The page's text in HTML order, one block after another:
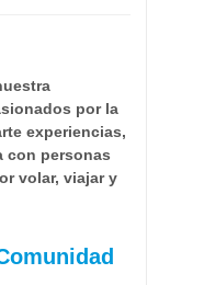
por la
experiencias,
con personas
volar, viajar y